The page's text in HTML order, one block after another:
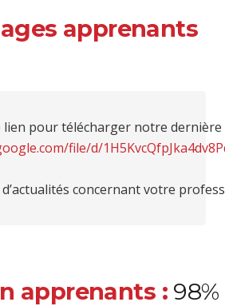
apprenants
lien pour télécharger notre
file/d/
concernant votre
apprenants : 98%